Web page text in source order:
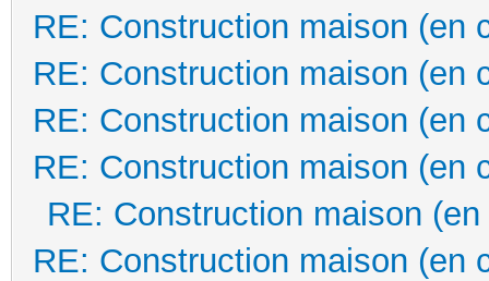
RE: Construction maison (en
RE: Construction maison (en
RE: Construction maison (en
RE: Construction maison (en
RE: Construction maison
RE: Construction maison (en